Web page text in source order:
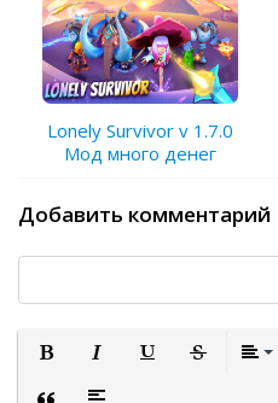
Lonely Survivor v 1.7.0
Мод много денег
Добавить комментарий